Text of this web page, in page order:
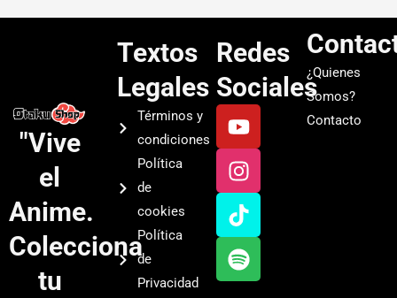
"Vive
el
Anime.
Colecciona
tu
Textos
Legales
Términos y
condiciones
Política
de
cookies
Política
de
Privacidad
Redes
Sociales
Y
o
u
t
u
b
e
I
n
s
t
a
g
r
a
T
i
k
t
o
k
S
p
o
t
i
f
y
¿Quienes
Somos?
Contacto